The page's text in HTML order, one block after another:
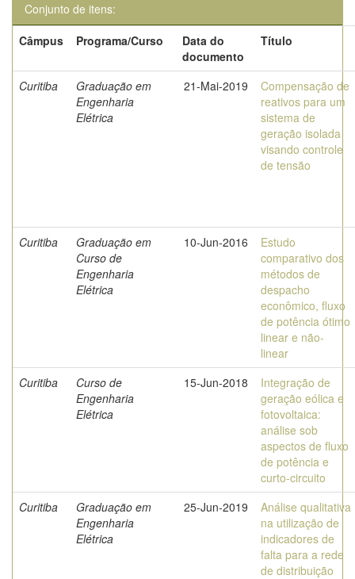
Conjunto de itens:
Câmpus
Programa/Curso
Data do
documento
Título
Curitiba
Graduação em
Engenharia
Elétrica
21-Mai-2019
Compensação de
reativos para um
sistema de
geração isolada
visando controle
de tensão
Curitiba
Graduação em
Curso de
Engenharia
Elétrica
10-Jun-2016
Estudo
comparativo dos
métodos de
despacho
econômico, fluxo
de potência ótimo
linear e não-
linear
Curitiba
Curso de
Engenharia
Elétrica
15-Jun-2018
Integração de
geração eólica e
fotovoltaica:
análise sob
aspectos de fluxo
de potência e
curto-circuito
Curitiba
Graduação em
Engenharia
Elétrica
25-Jun-2019
Análise qualitativa
na utilização de
indicadores de
falta para a rede
de distribuição